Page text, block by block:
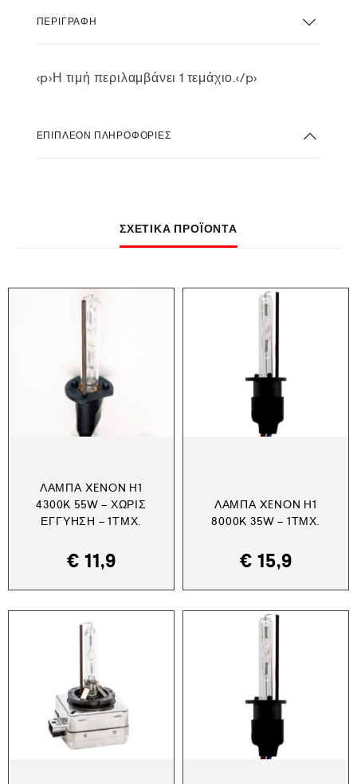
ΠΕΡΙΓΡΑΦΉ
<p>Η τιμή περιλαμβάνει 1 τεμάχιο.</p>
ΕΠΙΠΛΈΟΝ ΠΛΗΡΟΦΟΡΊΕΣ
ΣΧΕΤΙΚΆ ΠΡΟΪΌΝΤΑ
ΛΆΜΠΑ XENON H1
4300K 55W – ΧΩΡΊΣ
ΕΓΓΎΗΣΗ – 1ΤΜΧ.
€ 11,9
ΛΆΜΠΑ XENON H1
8000K 35W – 1ΤΜΧ.
€ 15,9